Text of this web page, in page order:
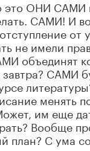
это ОНИ САМИ
САМИ! И
от
не имели
объединят
САМИ
менять
, им еще
Вообще
план? С ума